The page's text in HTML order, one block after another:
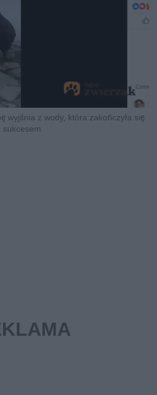
wyjśnia z wody, która zakończyła się
sukcesem.